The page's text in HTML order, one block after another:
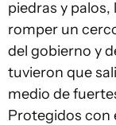
piedras y
romper un
del gobierno y
tuvieron que
medio de
Protegidos con